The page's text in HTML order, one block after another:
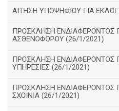
ΑΙΤΗΣΗ ΥΠΟΨΗΦΙΟΥ ΓΙΑ
ΠΡΟΣΚΛΗΣΗ ΕΝΔΙΑΦΕΡΟΝΤΟΣ
ΑΣΘΕΝΟΦΟΡΟΥ (26/1/2021)
ΠΡΟΣΚΛΗΣΗ ΕΝΔΙΑΦΕΡΟΝΤΟΣ
ΥΠΗΡΕΣΙΕΣ (26/1/2021)
ΠΡΟΣΚΛΗΣΗ ΕΝΔΙΑΦΕΡΟΝΤΟΣ
ΣΧΟΙΝΙΑ (26/1/2021)